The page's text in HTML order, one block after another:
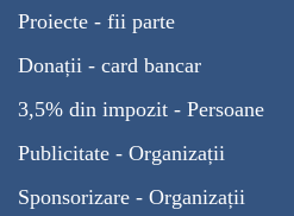
Proiecte - fii parte
Donații - card bancar
3,5% din impozit - Persoane
Publicitate - Organizații
Sponsorizare - Organizații